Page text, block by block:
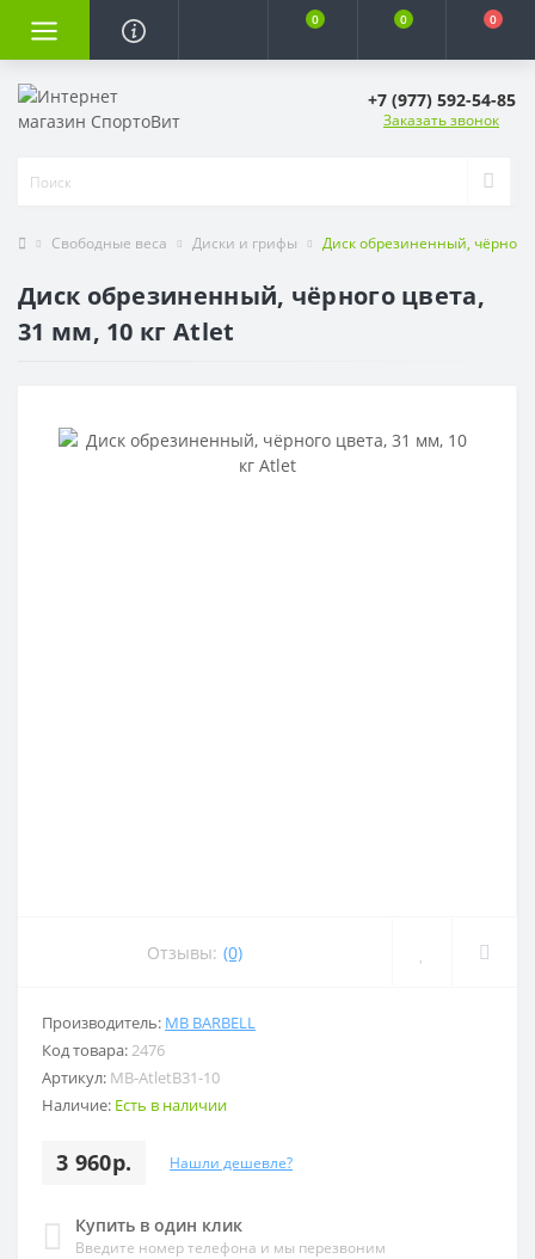
0 0 0
+7 (977) 592-54-85
Заказать звонок
Свободные веса Диски и грифы Диск обрезиненный,
Диск обрезиненный, чёрного цвета,
31 мм, 10 кг Atlet
Отзывы: (0)
Производитель: MB BARBELL
Код товара:2476
Артикул: MB-AtletB31-10
Наличие: Есть в наличии
3 960р. Нашли дешевле?
Купить в один клик
Введите номер телефона и мы перезвоним